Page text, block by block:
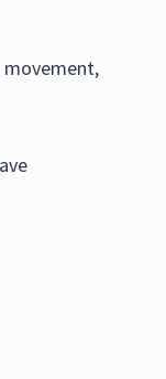
movement,